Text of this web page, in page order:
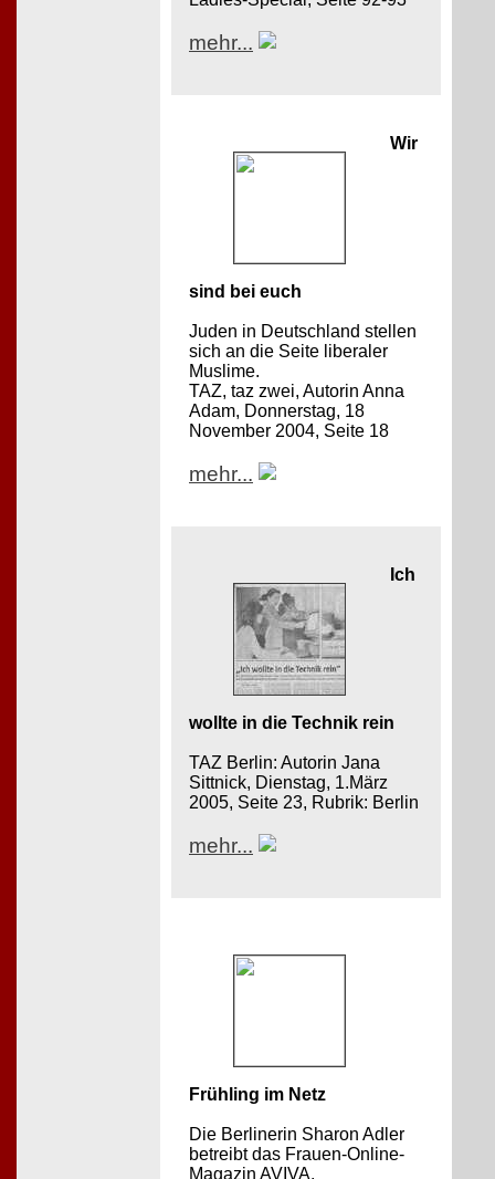
mehr...
Wir
sind bei euch
Juden in Deutschland stellen
sich an die Seite liberaler
Muslime.
TAZ, taz zwei, Autorin Anna
Adam, Donnerstag, 18
November 2004, Seite 18
mehr...
Ich
wollte in die Technik rein
TAZ Berlin: Autorin Jana
Sittnick, Dienstag, 1.März
2005, Seite 23, Rubrik: Berlin
mehr...
Frühling im Netz
Die Berlinerin Sharon Adler
betreibt das Frauen-Online-
Magazin AVIVA.